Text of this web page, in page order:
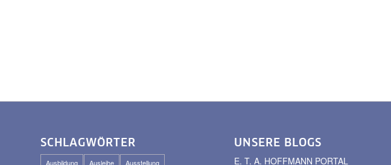
SCHLAGWÖRTER
Ausbildung Ausleihe
Ausstellung
UNSERE BLOGS
E. T. A. HOFFMANN PORTAL